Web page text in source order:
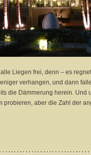
Liegen frei, denn – es
verhangen, und dann
die Dämmerung herein. Und
probieren, aber die Zahl der